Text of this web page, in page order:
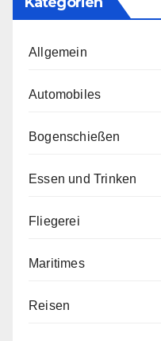
Allgemein
Automobiles
Bogenschießen
Essen und Trinken
Fliegerei
Maritimes
Reisen